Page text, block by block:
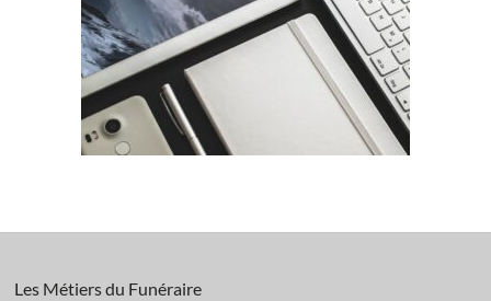
Les Métiers du Funéraire